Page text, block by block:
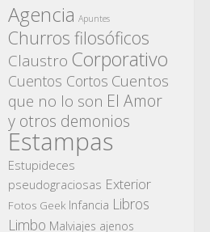
Agencia Apuntes
Churros filosóficos
Claustro Corporativo
Cuentos Cortos Cuentos
que no lo son El Amor
y otros demonios
Estampas
Estupideces
pseudograciosas Exterior
Fotos Geek Infancia Libros
Limbo Malviajes ajenos